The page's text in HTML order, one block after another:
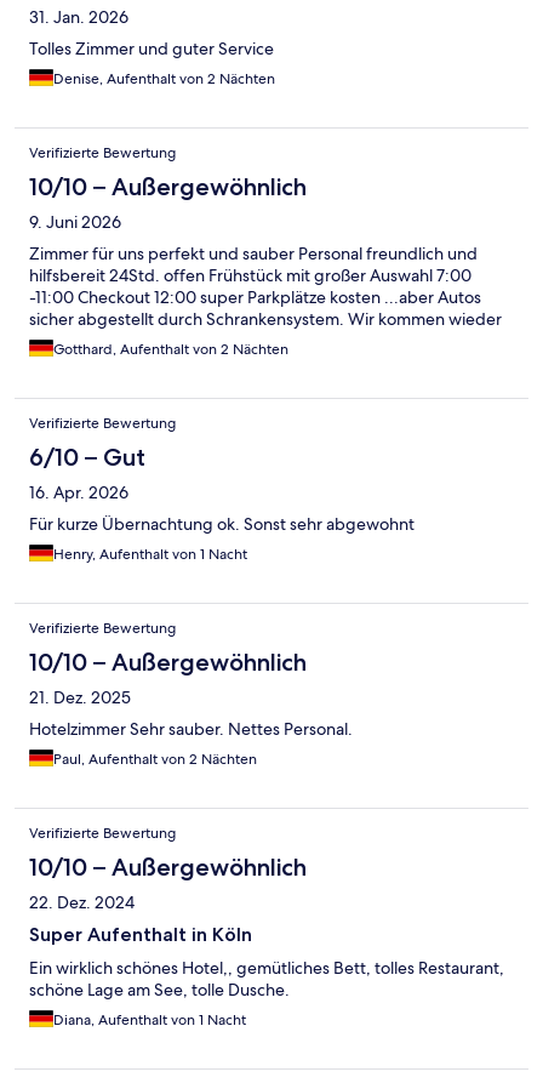
31. Jan. 2026
Tolles Zimmer und guter Service
Denise, Aufenthalt von 2 Nächten
Verifizierte Bewertung
10/10 – Außergewöhnlich
9. Juni 2026
Zimmer für uns perfekt und sauber Personal freundlich und
hilfsbereit 24Std. offen Frühstück mit großer Auswahl 7:00
-11:00 Checkout 12:00 super Parkplätze kosten ...aber Autos
sicher abgestellt durch Schrankensystem. Wir kommen wieder
Gotthard, Aufenthalt von 2 Nächten
Verifizierte Bewertung
6/10 – Gut
16. Apr. 2026
Für kurze Übernachtung ok. Sonst sehr abgewohnt
Henry, Aufenthalt von 1 Nacht
Verifizierte Bewertung
10/10 – Außergewöhnlich
21. Dez. 2025
Hotelzimmer Sehr sauber. Nettes Personal.
Paul, Aufenthalt von 2 Nächten
Verifizierte Bewertung
10/10 – Außergewöhnlich
22. Dez. 2024
Super Aufenthalt in Köln
Ein wirklich schönes Hotel,, gemütliches Bett, tolles Restaurant,
schöne Lage am See, tolle Dusche.
Diana, Aufenthalt von 1 Nacht